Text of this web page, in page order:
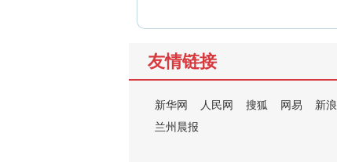
友情链接
新华网 人民网 搜狐 网易 新浪
兰州晨报